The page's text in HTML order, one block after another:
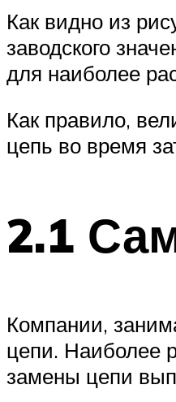
Как видно из
заводского
для наиболее
Как правило,
цепь во время
2.1
Компании,
цепи. Наиболее
замены цепи